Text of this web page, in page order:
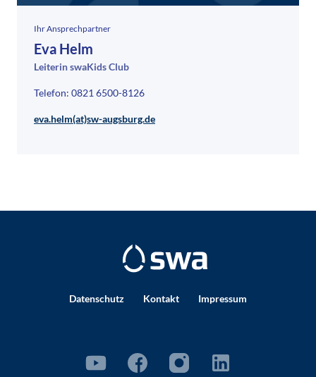
Ihr Ansprechpartner
Eva Helm
Leiterin swaKids Club
Telefon: 0821 6500-8126
eva.helm(at)sw-augsburg.de
Datenschutz Kontakt Impressum